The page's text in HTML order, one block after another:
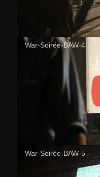
War-Soirée-BAW-4
War-Soirée-BAW-5